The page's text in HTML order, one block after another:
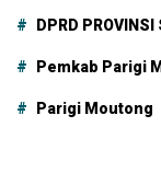
DPRD
Pemkab Parigi
Parigi Moutong